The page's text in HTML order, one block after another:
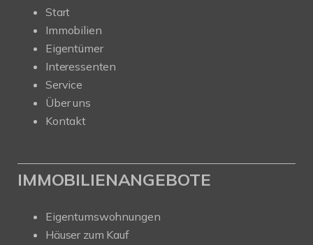
Start
Immobilien
Eigentümer
Interessenten
Service
Über uns
Kontakt
IMMOBILIENANGEBOTE
Eigentumswohnungen
Häuser zum Kauf